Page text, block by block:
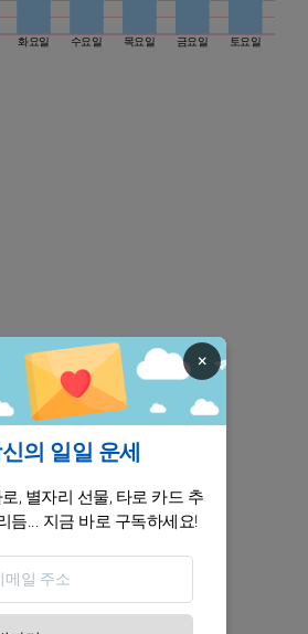
화요일 수요일 목요일 금요일 토요일
×
의 일일 운세
, 별자리 선물, 타로 카드 추
듬... 지금 바로 구독하세요!